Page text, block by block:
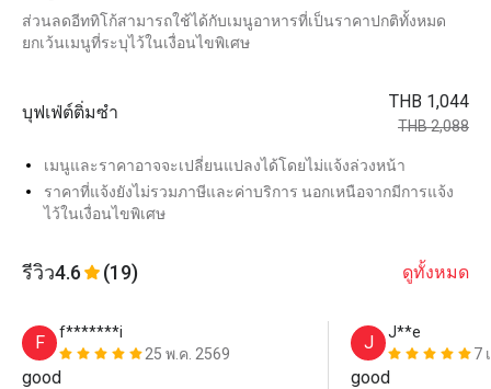
ส่วนลดอีททิโก้สามารถใช้ได้กับเมนูอาหารที่เป็นราคาปกติทั้งหมด
ยกเว้นเมนูที่ระบุไว้ในเงื่อนไขพิเศษ
บุฟเฟ่ต์ติ่มซำ
THB 1,044
THB 2,088
เมนูและราคาอาจจะเปลี่ยนแปลงได้โดยไม่แจ้งล่วงหน้า
ราคาที่แจ้งยังไม่รวมภาษีและค่าบริการ นอกเหนือจากมีการแจ้ง
ไว้ในเงื่อนไขพิเศษ
รีวิว4.6 (19) ดูทั้งหมด
F
f*******i
25 พ.ค. 2569
good
J
J**e
7
good